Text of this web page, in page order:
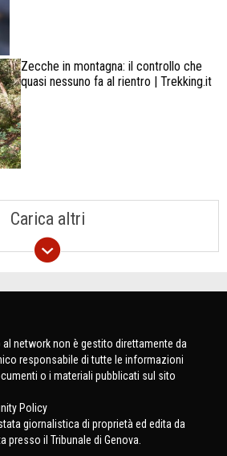
Zecche in montagna: il controllo che
quasi nessuno fa al rientro | Trekking.it
Carica altri
al network non è gestito direttamente da
responsabile di tutte le informazioni
o i materiali pubblicati sul sito
Policy
giornalistica di proprietà ed edita da
presso il Tribunale di Genova.